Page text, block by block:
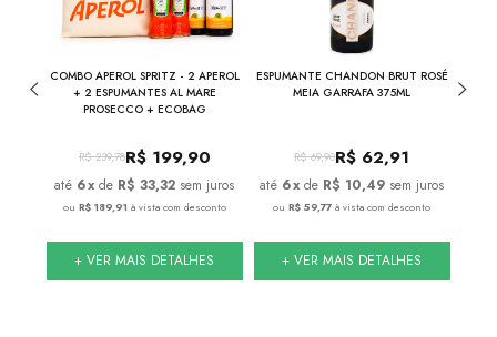
COMBO APEROL SPRITZ - 2 APEROL
+ 2 ESPUMANTES AL MARE
PROSECCO + ECOBAG
R$ 239,78R$ 199,90
6x de R$ 33,32 sem juros
ou R$ 189,91 à vista com desconto
+ VER MAIS DETALHES
ESPUMANTE CHANDON BRUT ROSÉ
MEIA GARRAFA 375ML
R$ 69,90R$ 62,91
6x de R$ 10,49 sem juros
ouR$ 59,77 à vista com desconto
+ VER MAIS DETALHES